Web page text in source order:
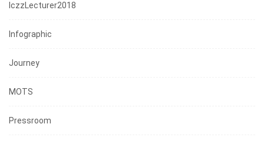
IczzLecturer2018
Infographic
Journey
MOTS
Pressroom